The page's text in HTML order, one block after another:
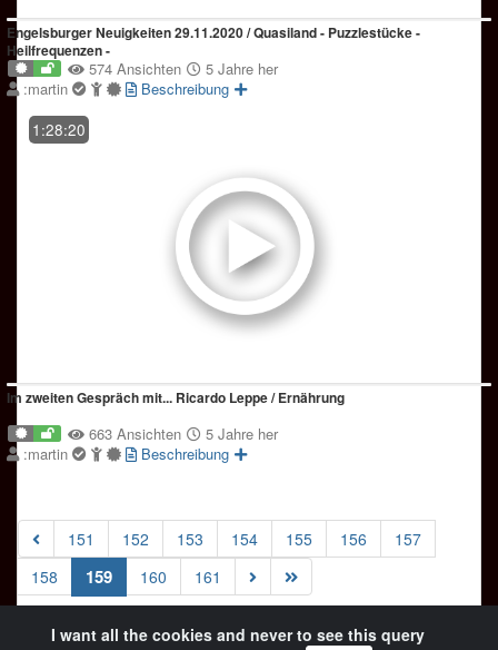
Engelsburger Neuigkeiten 29.11.2020 / Quasiland - Puzzlestücke -
Heilfrequenzen -
574 Ansichten
5 Jahre her
:martin
Beschreibung
1:28:20
Im zweiten Gespräch mit... Ricardo Leppe / Ernährung
663 Ansichten
5 Jahre her
:martin
Beschreibung
151 152 153 154 155 156
157
158
159(current)
160 161
I want all the cookies and never to see this query